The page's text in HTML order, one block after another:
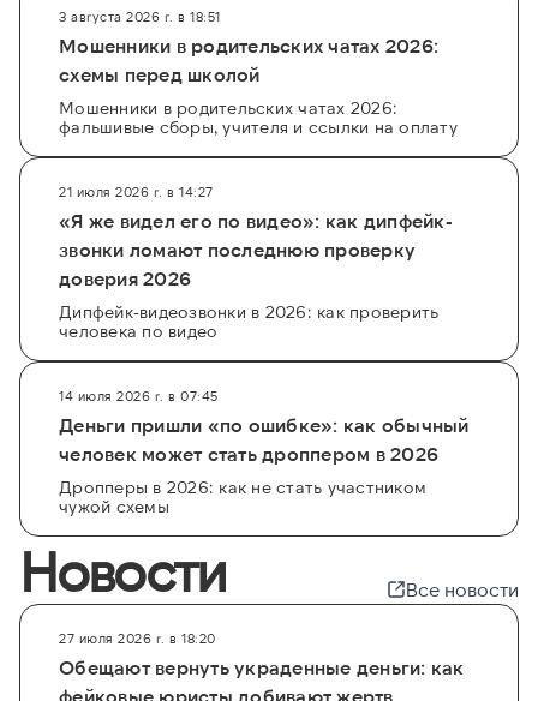
3 августа 2026 г. в 18:51
Мошенники в родительских чатах 2026:
схемы перед школой
Мошенники в родительских чатах 2026:
фальшивые сборы, учителя и ссылки на оплату
21 июля 2026 г. в 14:27
«Я же видел его по видео»: как дипфейк-
звонки ломают последнюю проверку
доверия 2026
Дипфейк-видеозвонки в 2026: как проверить
человека по видео
14 июля 2026 г. в 07:45
Деньги пришли «по ошибке»: как обычный
человек может стать дроппером в 2026
Дропперы в 2026: как не стать участником
чужой схемы
Новости Все новости
27 июля 2026 г. в 18:20
Обещают вернуть украденные деньги: как
фейковые юристы добивают жертв